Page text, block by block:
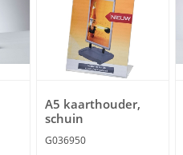
A5 kaarthouder,
schuin
G036950